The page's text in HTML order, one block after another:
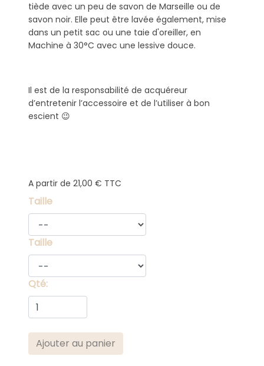
tiède avec un peu de savon de Marseille ou de
savon noir. Elle peut être lavée également, mise
dans un petit sac ou une taie d'oreiller, en
Machine à 30°C avec une lessive douce.
Il est de la responsabilité de acquéreur
d’entretenir l’accessoire et de l’utiliser à bon
escient 😉
A partir de 21,00 € TTC
Taille
Taille
Qté: